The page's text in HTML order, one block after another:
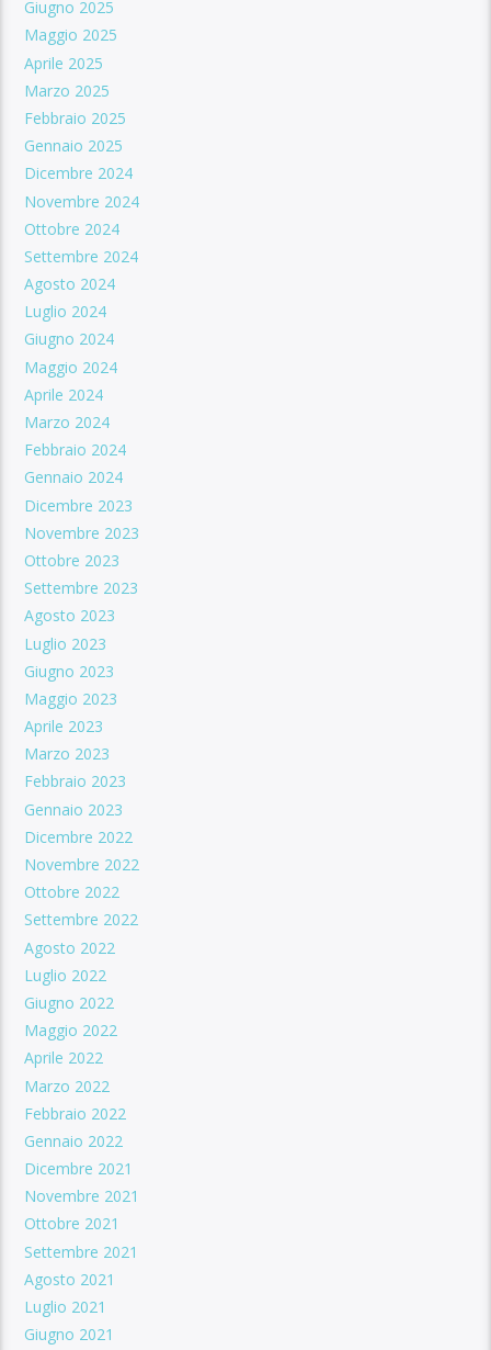
Giugno 2025
Maggio 2025
Aprile 2025
Marzo 2025
Febbraio 2025
Gennaio 2025
Dicembre 2024
Novembre 2024
Ottobre 2024
Settembre 2024
Agosto 2024
Luglio 2024
Giugno 2024
Maggio 2024
Aprile 2024
Marzo 2024
Febbraio 2024
Gennaio 2024
Dicembre 2023
Novembre 2023
Ottobre 2023
Settembre 2023
Agosto 2023
Luglio 2023
Giugno 2023
Maggio 2023
Aprile 2023
Marzo 2023
Febbraio 2023
Gennaio 2023
Dicembre 2022
Novembre 2022
Ottobre 2022
Settembre 2022
Agosto 2022
Luglio 2022
Giugno 2022
Maggio 2022
Aprile 2022
Marzo 2022
Febbraio 2022
Gennaio 2022
Dicembre 2021
Novembre 2021
Ottobre 2021
Settembre 2021
Agosto 2021
Luglio 2021
Giugno 2021